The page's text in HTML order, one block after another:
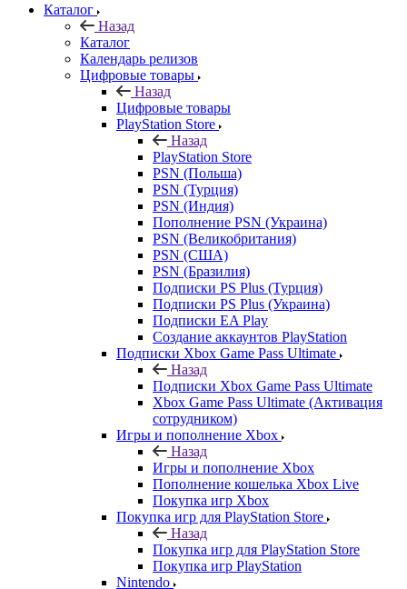
Каталог
Назад
Каталог
Календарь релизов
Цифровые товары
Назад
Цифровые товары
PlayStation Store
Назад
PlayStation Store
PSN (Польша)
PSN (Турция)
PSN (Индия)
Пополнение PSN (Украина)
PSN (Великобритания)
PSN (США)
PSN (Бразилия)
Подписки PS Plus (Турция)
Подписки PS Plus (Украина)
Подписки EA Play
Создание аккаунтов PlayStation
Подписки Xbox Game Pass Ultimate
Назад
Подписки Xbox Game Pass Ultimate
Xbox Game Pass Ultimate (Активация
сотрудником)
Игры и пополнение Xbox
Назад
Игры и пополнение Xbox
Пополнение кошелька Xbox Live
Покупка игр Xbox
Покупка игр для PlayStation Store
Назад
Покупка игр для PlayStation Store
Покупка игр PlayStation
Nintendo